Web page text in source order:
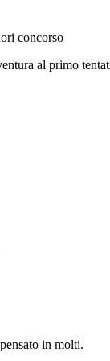
concorso
al primo
in molti.